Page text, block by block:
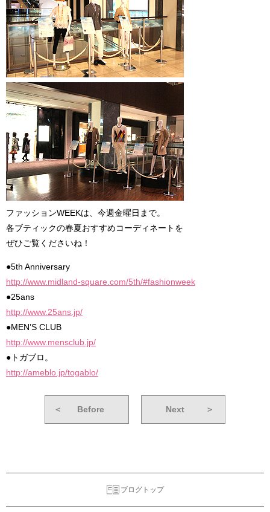
ファッションWEEKは、今週金曜日まで。
各ブティックの春夏おすすめコーディネートを
ぜひご覧くださいね！
●5th Anniversary
http://www.midland-square.com/5th/#fashionweek
●25ans
http://www.25ans.jp/
●MEN’S CLUB
http://www.mensclub.jp/
●トガブロ。
http://ameblo.jp/togablo/
＜ Before Next ＞
ブログトップ